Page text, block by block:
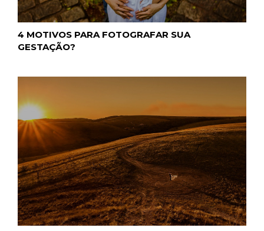
4 MOTIVOS PARA FOTOGRAFAR SUA
GESTAÇÃO?